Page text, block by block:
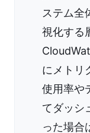
ステム全
視化する
にメトリ
使用率や
てダッシ
った場合